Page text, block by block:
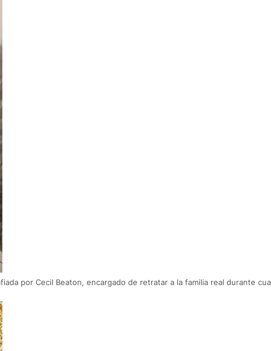
por Cecil Beaton, encargado de retratar a la familia real durante